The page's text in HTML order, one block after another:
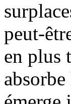
peut-
en plus